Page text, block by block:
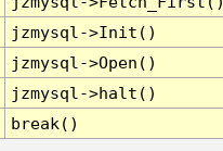
jzmysql->Init()
jzmysql->Open()
jzmysql->halt()
break()